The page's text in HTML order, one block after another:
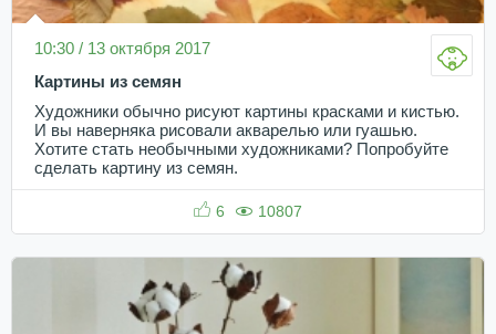
10:30 / 13 октября 2017
Картины из семян
Художники обычно рисуют картины красками и кистью.
И вы наверняка рисовали акварелью или гуашью.
Хотите стать необычными художниками? Попробуйте
сделать картину из семян.
6 10807